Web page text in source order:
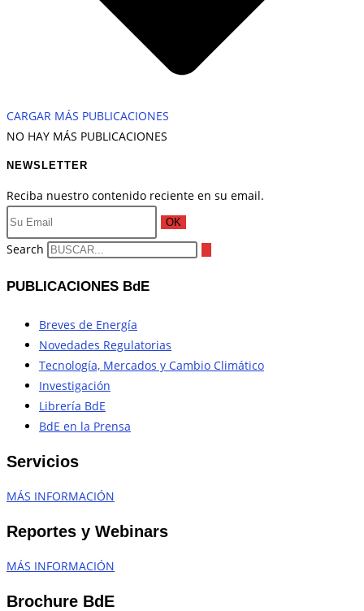
CARGAR MÁS PUBLICACIONES
NO HAY MÁS PUBLICACIONES
NEWSLETTER
Reciba nuestro contenido reciente en su email.
OK
Search
PUBLICACIONES BdE
Breves de Energía
Novedades Regulatorias
Tecnología, Mercados y Cambio Climático
Investigación
Librería BdE
BdE en la Prensa
Servicios
MÁS INFORMACIÓN
Reportes y Webinars
MÁS INFORMACIÓN
Brochure BdE